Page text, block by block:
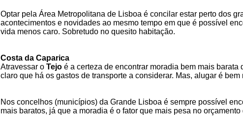
Optar pela Área Metropolitana de Lisboa é concilar estar perto dos
acontecimentos e novidades ao mesmo tempo em que é possível
vida menos caro. Sobretudo no quesito habitação.
Costa da Caparica
Atravessar o Tejo é a certeza de encontrar moradia bem mais barata
claro que há os gastos de transporte a considerar. Mas, alugar é bem
Nos concelhos (municípios) da Grande Lisboa é sempre possível
mais baratos, já que a moradia é o fator que mais pesa no orçamento